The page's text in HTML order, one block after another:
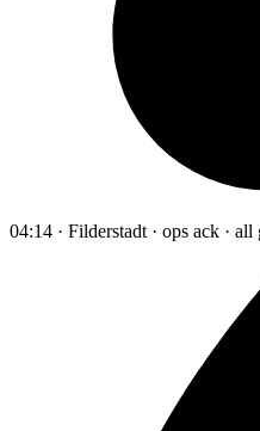
04:14 · Filderstadt · ops ack · all